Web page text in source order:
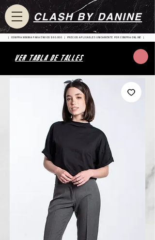
| COMPRA MINIMA PARA ENVIOS $80.000 | PRECIOS APLICABLES UNICAMENTE POR COMPRA ONLINE |
CLASH BY DANINE
VER TABLA DE TALLES